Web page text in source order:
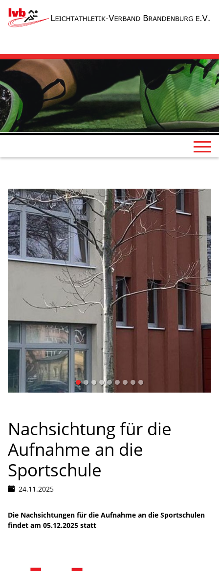
Verband
• PRÄSIDIUM • GESCHÄFTSSTELLE •
SATZUNG/ORDNUNGEN • EHRUNGEN
Nachsichtung für die
Aufnahme an die
Sportschule
24.11.2025
Die Nachsichtungen für die Aufnahme an die Sportschulen
findet am 05.12.2025 statt